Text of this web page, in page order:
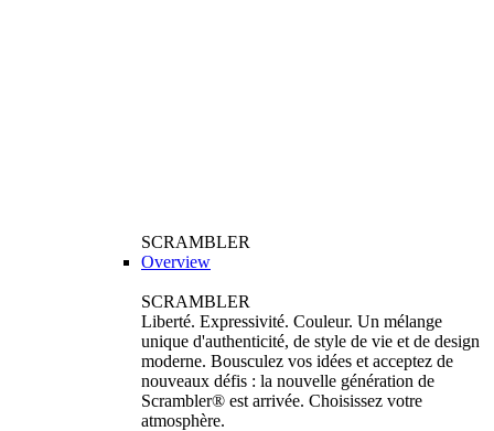
SCRAMBLER
Overview
SCRAMBLER
Liberté. Expressivité. Couleur. Un mélange
unique d'authenticité, de style de vie et de design
moderne. Bousculez vos idées et acceptez de
nouveaux défis : la nouvelle génération de
Scrambler® est arrivée. Choisissez votre
atmosphère.